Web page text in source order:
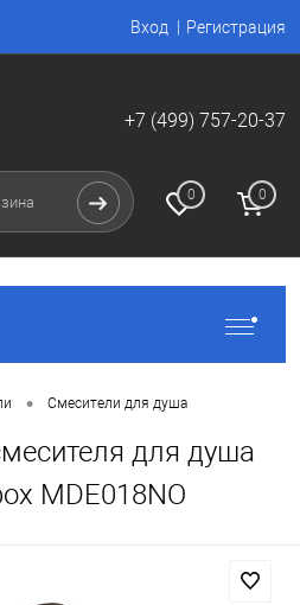
Вход Регистрация
+7 (499) 757-20-37
0 0
• Смесители для душа
для душа
MDE018NO